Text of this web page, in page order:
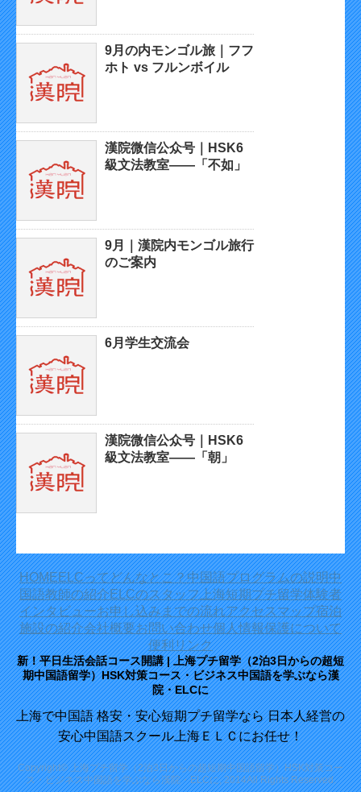
9月の内モンゴル旅｜フフ
ホト vs フルンボイル
漢院微信公众号｜HSK6
級文法教室——「不如」
9月｜漢院内モンゴル旅行
のご案内
6月学生交流会
漢院微信公众号｜HSK6
級文法教室——「朝」
HOMEELCってどんなとこ？中国語プログラムの説明中
国語教師の紹介ELCのスタッフ上海短期プチ留学体験者
インタビューお申し込みまでの流れアクセスマップ宿泊
施設の紹介会社概要お問い合わせ個人情報保護について
便利リンク
新！平日生活会話コース開講 | 上海プチ留学（2泊3日からの超短
期中国語留学）HSK対策コース・ビジネス中国語を学ぶなら漢
院・ELCに
上海で中国語 格安・安心短期プチ留学なら 日本人経営の
安心中国語スクール上海ＥＬＣにお任せ！
Copyright© 上海プチ留学（2泊3日からの超短期中国語留学）HSK対策コー
ス・ビジネス中国語を学ぶなら漢院・ELCに, 2014All Rights Reserved.